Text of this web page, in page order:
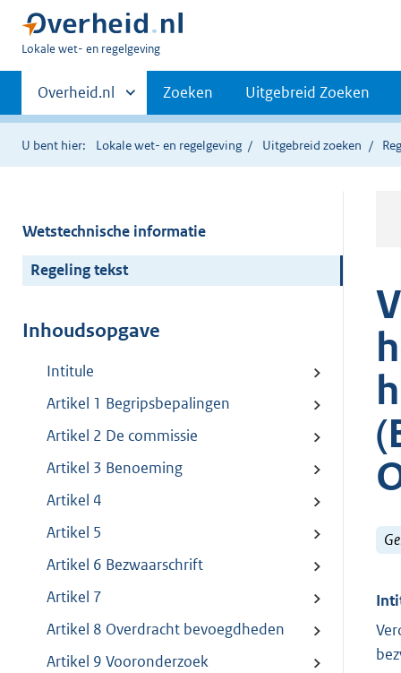
U
hier:
Lokale wet- en regelgeving
Primaire
navigatie
Andere
sites
binnen
Overheid.nl Zoeken Uitgebreid Zoeken
U bent hier: Lokale wet- en regelgeving Uitgebreid zoeken
Wetstechnische informatie
Regeling tekst
Inhoudsopgave
Intitule
Artikel 1 Begripsbepalingen
Artikel 2 De commissie
Artikel 3 Benoeming
Artikel 4
Artikel 5
Artikel 6 Bezwaarschrift
Artikel 7
Artikel 8 Overdracht bevoegdheden
Artikel 9 Vooronderzoek